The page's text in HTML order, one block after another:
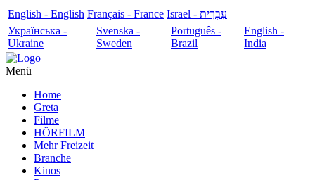
English - English Français - France
עִבְרִית - Israel
Українська -
Ukraine
Svenska -
Sweden
Português -
Brazil
English -
India
Menü
Home
Greta
Filme
HÖRFILM
Mehr Freizeit
Branche
Kinos